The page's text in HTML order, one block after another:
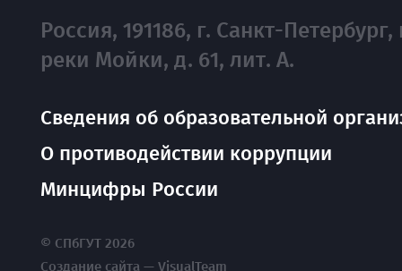
Россия, 191186, г. Санкт-Петербург,
реки Мойки, д. 61, лит. А.
Сведения об образовательной
О противодействии коррупции
Минцифры России
© СПбГУТ 2026
Создание сайта — VisualTeam